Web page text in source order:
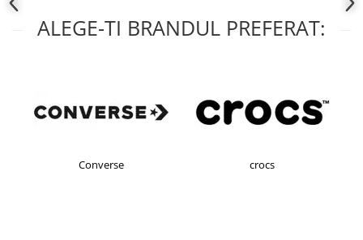
ALEGE-TI BRANDUL PREFERAT:
Converse crocs